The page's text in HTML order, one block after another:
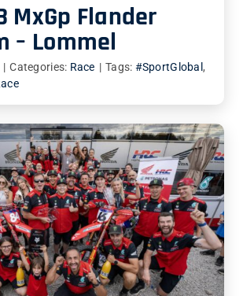
MxGp Flander
– Lommel
| Categories: Race | Tags: #SportGlobal ,